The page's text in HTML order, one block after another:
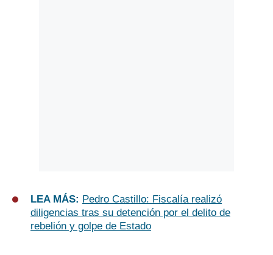
LEA MÁS: Pedro Castillo: Fiscalía realizó
diligencias tras su detención por el delito de
rebelión y golpe de Estado